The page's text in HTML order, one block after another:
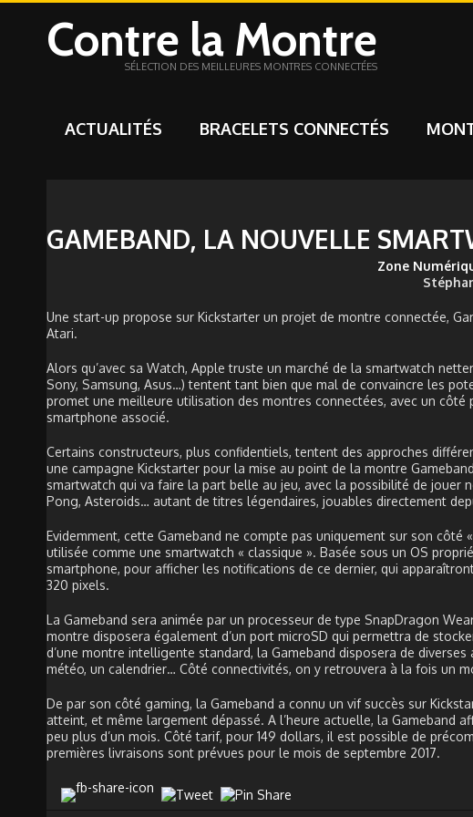
Contre la Montre
SÉLECTION DES MEILLEURES MONTRES CONNECTÉES
ACTUALITÉS BRACELETS CONNECTÉS
GAMEBAND, LA NOUVELLE
Zone
Une start-up propose sur Kickstarter un projet de montre connectée,
Atari.
Alors qu’avec sa Watch, Apple truste un marché de la smartwatch
Sony, Samsung, Asus…) tentent tant bien que mal de convaincre les
promet une meilleure utilisation des montres connectées, avec un
smartphone associé.
Certains constructeurs, plus confidentiels, tentent des approches
une campagne Kickstarter pour la mise au point de la montre
smartwatch qui va faire la part belle au jeu, avec la possibilité de jouer
Pong, Asteroids… autant de titres légendaires, jouables directement
Evidemment, cette Gameband ne compte pas uniquement sur son
utilisée comme une smartwatch « classique ». Basée sous un OS
smartphone, pour afficher les notifications de ce dernier, qui
320 pixels.
La Gameband sera animée par un processeur de type SnapDragon
montre disposera également d’un port microSD qui permettra de
d’une montre intelligente standard, la Gameband disposera de
météo, un calendrier… Côté connectivités, on y retrouvera à la fois un
De par son côté gaming, la Gameband a connu un vif succès sur
atteint, et même largement dépassé. A l’heure actuelle, la Gameband
peu plus d’un mois. Côté tarif, pour 149 dollars, il est possible de
premières livraisons sont prévues pour le mois de septembre 2017.